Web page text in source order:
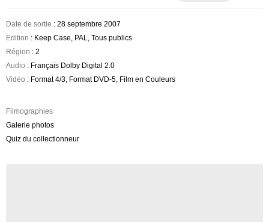
Date de sortie : 28 septembre 2007
Edition : Keep Case, PAL, Tous publics
Région : 2
Audio : Français Dolby Digital 2.0
Vidéo : Format 4/3, Format DVD-5, Film en Couleurs
Filmographies
Galerie photos
Quiz du collectionneur